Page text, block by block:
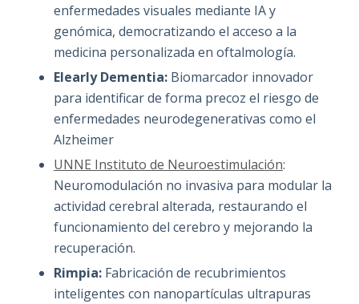
enfermedades visuales mediante IA y
genómica, democratizando el acceso a la
medicina personalizada en oftalmología.
Elearly Dementia: Biomarcador innovador
para identificar de forma precoz el riesgo de
enfermedades neurodegenerativas como el
Alzheimer
UNNE Instituto de Neuroestimulación:
Neuromodulación no invasiva para modular la
actividad cerebral alterada, restaurando el
funcionamiento del cerebro y mejorando la
recuperación.
Rimpia:Fabricación de recubrimientos
inteligentes con nanopartículas ultrapuras